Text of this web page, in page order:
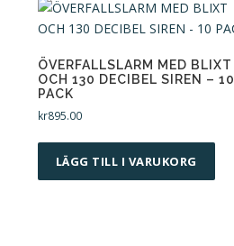
ÖVERFALLSLARM MED BLIXT
OCH 130 DECIBEL SIREN – 10
PACK
kr895.00
LÄGG TILL I VARUKORG